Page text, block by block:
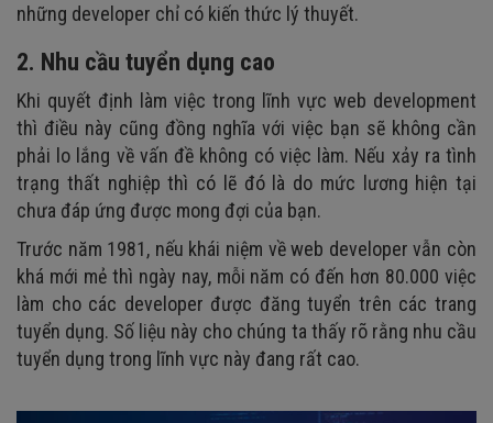
những developer chỉ có kiến thức lý thuyết.
2. Nhu cầu tuyển dụng cao
Khi quyết định làm việc trong lĩnh vực web development
thì điều này cũng đồng nghĩa với việc bạn sẽ không cần
phải lo lắng về vấn đề không có việc làm. Nếu xảy ra tình
trạng thất nghiệp thì có lẽ đó là do mức lương hiện tại
chưa đáp ứng được mong đợi của bạn.
Trước năm 1981, nếu khái niệm về web developer vẫn còn
khá mới mẻ thì ngày nay, mỗi năm có đến hơn 80.000 việc
làm cho các developer được đăng tuyển trên các trang
tuyển dụng. Số liệu này cho chúng ta thấy rõ rằng nhu cầu
tuyển dụng trong lĩnh vực này đang rất cao.